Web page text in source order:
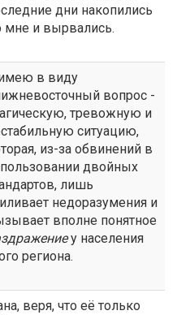
дни накопились
мне и вырвались.
в виду
вопрос -
тревожную и
ситуацию,
из-за обвинений в
двойных
лишь
недоразумения и
вполне понятное
у населения
региона.
веря, что её только